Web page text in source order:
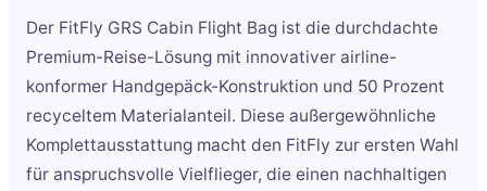
Der FitFly GRS Cabin Flight Bag ist die durchdachte
Premium-Reise-Lösung mit innovativer airline-
konformer Handgepäck-Konstruktion und 50 Prozent
recyceltem Materialanteil. Diese außergewöhnliche
Komplettausstattung macht den FitFly zur ersten Wahl
für anspruchsvolle Vielflieger, die einen nachhaltigen